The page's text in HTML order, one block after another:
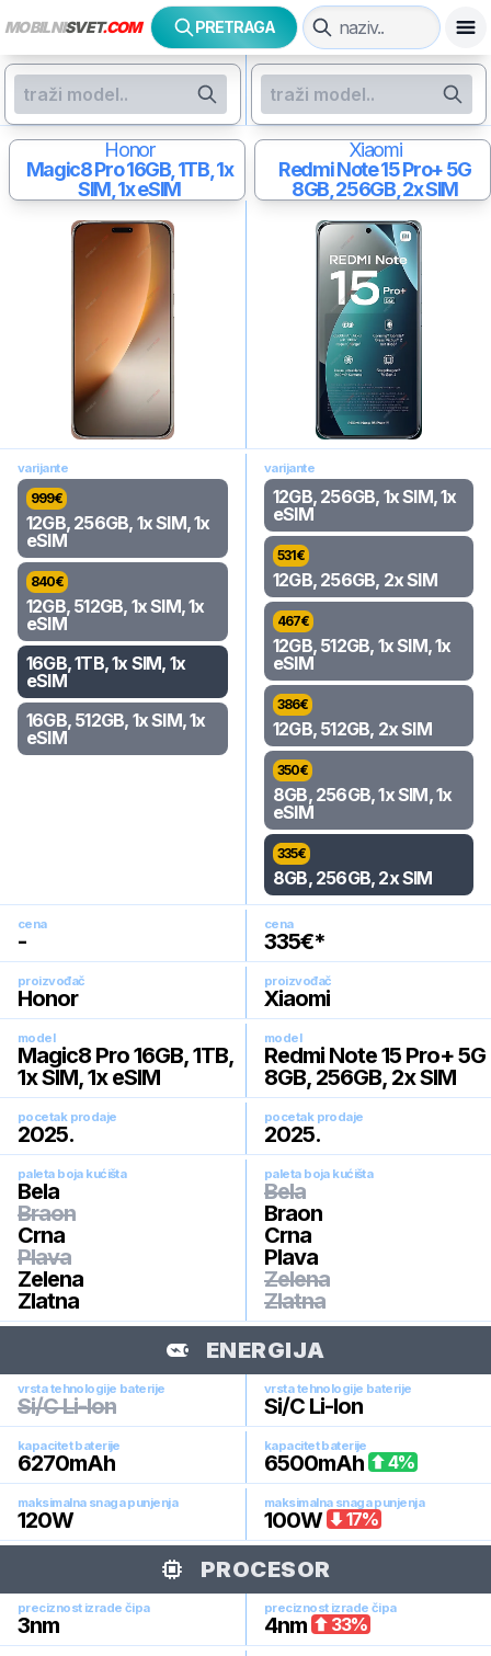
MOBILNISVET.COM PRETRAGA
Honor
Magic8 Pro16GB, 1TB, 1x
SIM, 1x eSIM
Xiaomi
Redmi Note 15 Pro+ 5G
8GB, 256GB, 2x SIM
varijante
999€
12GB, 256GB, 1x SIM, 1x
eSIM
840€
12GB, 512GB, 1x SIM, 1x
eSIM
16GB, 1TB, 1x SIM, 1x
eSIM
16GB, 512GB, 1x SIM, 1x
eSIM
varijante
12GB, 256GB, 1x SIM, 1x
eSIM
531€
12GB, 256GB, 2x SIM
467€
12GB, 512GB, 1x SIM, 1x
eSIM
386€
12GB, 512GB, 2x SIM
350€
8GB, 256GB, 1x SIM, 1x
eSIM
335€
8GB, 256GB, 2x SIM
cena
-
cena
335€*
proizvođač
Honor
proizvođač
Xiaomi
model
Magic8 Pro 16GB, 1TB,
1x SIM, 1x eSIM
model
Redmi Note 15 Pro+ 5G
8GB, 256GB, 2x SIM
pocetak prodaje
2025.
pocetak prodaje
2025.
paleta boja kućišta
Bela
Braon
Crna
Plava
Zelena
Zlatna
paleta boja kućišta
Bela
Braon
Crna
Plava
Zelena
Zlatna
ENERGIJA
vrsta tehnologije baterije
Si/C Li-Ion
vrsta tehnologije baterije
Si/C Li-Ion
kapacitet baterije
6270mAh
kapacitet baterije
6500mAh 4%
maksimalna snaga punjenja
120W
maksimalna snaga punjenja
100W 17%
PROCESOR
preciznost izrade čipa
3nm
preciznost izrade čipa
4nm 33%